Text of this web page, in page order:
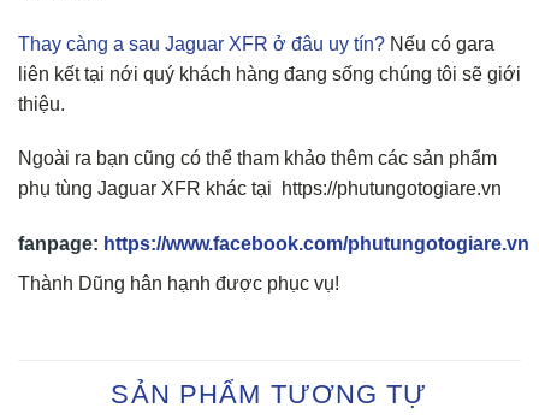
Thay càng a sau Jaguar XFR ở đâu uy tín? Nếu có gara
liên kết tại nới quý khách hàng đang sống chúng tôi sẽ giới
thiệu.
Ngoài ra bạn cũng có thể tham khảo thêm các sản phẩm
phụ tùng Jaguar XFR khác tại https://phutungotogiare.vn
fanpage: https://www.facebook.com/phutungotogiare.vn
Thành Dũng hân hạnh được phục vụ!
SẢN PHẨM TƯƠNG TỰ